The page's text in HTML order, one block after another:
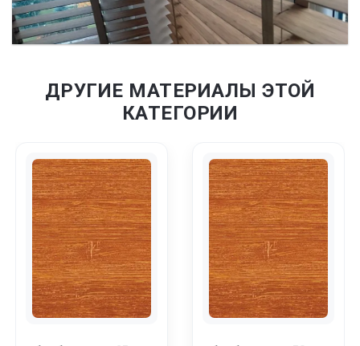
ДРУГИЕ МАТЕРИАЛЫ ЭТОЙ
КАТЕГОРИИ